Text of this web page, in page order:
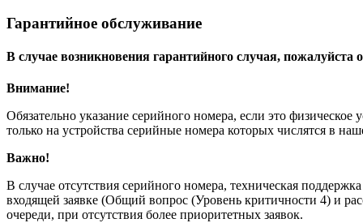
Гарантийное обслуживание
В случае возникновения гарантийного случая, пожалуйста
Внимание!
Обязательно указание серийного номера, если это физическое
только на устройства серийные номера которых числятся в
Важно!
В случае отсутствия серийного номера, техническая
входящей заявке (Общий вопрос (Уровень критичности 4) и
очереди, при отсутствия более приоритетных заявок.